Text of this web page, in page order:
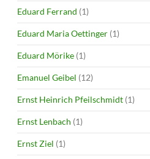
Eduard Ferrand (1)
Eduard Maria Oettinger (1)
Eduard Mörike (1)
Emanuel Geibel (12)
Ernst Heinrich Pfeilschmidt (1)
Ernst Lenbach (1)
Ernst Ziel (1)